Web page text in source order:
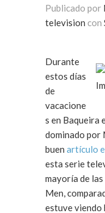
Publicado por
television con
Durante
estos días
de
vacacione
s en Baqueira
dominado por Mad Men.
buen artículo
esta serie
mayoría de las películas.
Men,
estuve viendo